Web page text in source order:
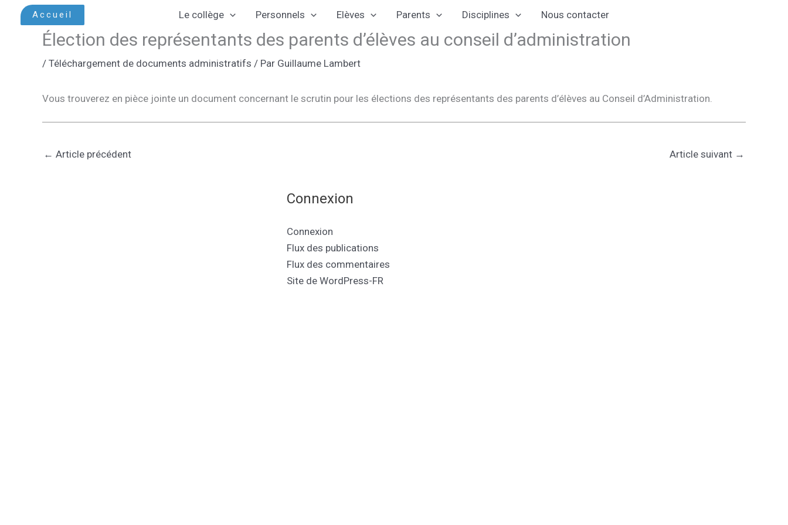
Accueil Le collège Personnels Elèves Parents Disciplines Nous contacter
Élection des représentants des parents d’élèves au conseil d’administration
/ Téléchargement de documents administratifs / Par Guillaume Lambert
Vous trouverez en pièce jointe un document concernant le scrutin pour les élections des représentants des parents d’élèves au Conseil d’Administration.
← Article précédent Article suivant →
Connexion
Connexion
Flux des publications
Flux des commentaires
Site de WordPress-FR